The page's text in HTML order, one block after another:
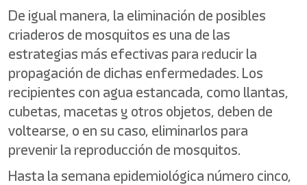
De igual manera, la eliminación de posibles
criaderos de mosquitos es una de las
estrategias más efectivas para reducir la
propagación de dichas enfermedades. Los
recipientes con agua estancada, como llantas,
cubetas, macetas y otros objetos, deben de
voltearse, o en su caso, eliminarlos para
prevenir la reproducción de mosquitos.
Hasta la semana epidemiológica número cinco,